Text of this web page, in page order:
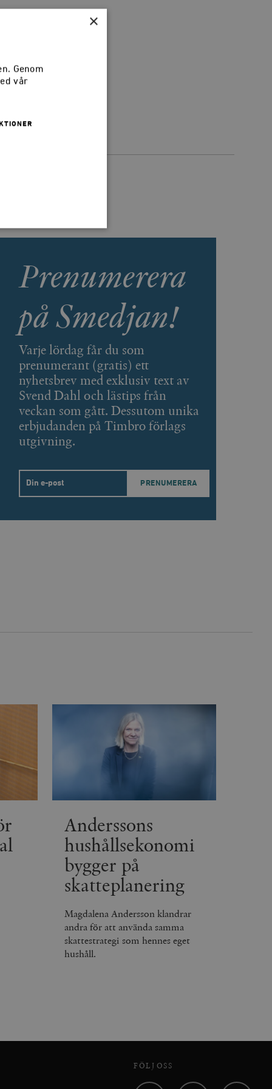
Prenumerera
på Smedjan!
Varje lördag får du som
prenumerant (gratis) ett
nyhetsbrev med exklusiv text av
Svend Dahl och lästips från
veckan som gått. Dessutom unika
erbjudanden på Timbro förlags
utgivning.
Email
Anderssons
hushållsekonomi
bygger på
skatteplanering
Magdalena Andersson klandrar
andra för att använda samma
skattestrategi som hennes eget
hushåll.
FÖLJ OSS
×
Genom
vår
användas ordentligt
innehåll / data
början av
Den innehåller
innehåll / data
människor och bots.
att göra giltiga
början av
Den innehåller
människor och bots.
att göra giltiga
Google Analytics, där
för
variant av _gat-kakan
av Google på
av deras webbplats.
såsom realtidsbud